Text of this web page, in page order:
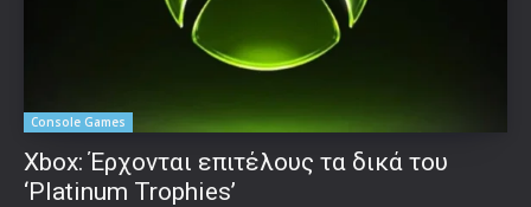
Console Games
Xbox: Έρχονται επιτέλους τα δικά του
‘Platinum Trophies’